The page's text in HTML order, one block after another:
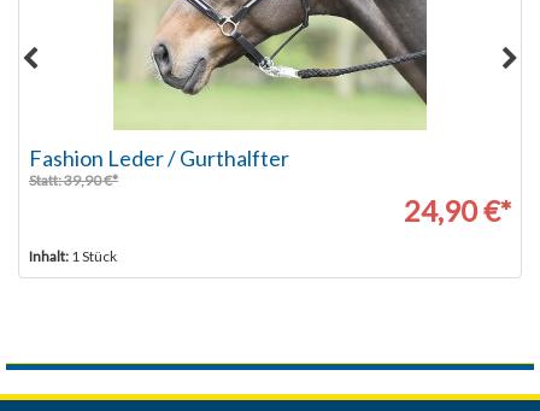
Fashion Leder / Gurthalfter
Statt: 39,90 €*
24,90 €*
Inhalt: 1 Stück